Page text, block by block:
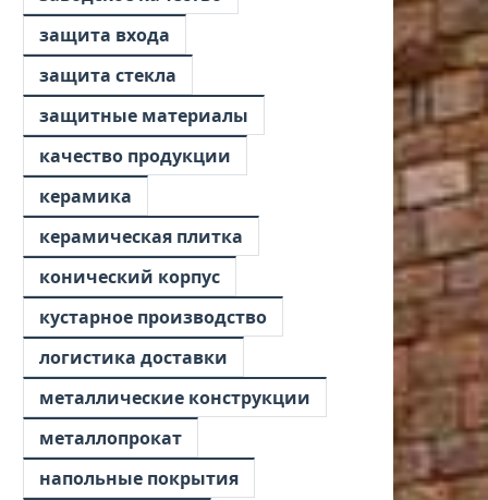
защита входа
защита стекла
защитные материалы
качество продукции
керамика
керамическая плитка
конический корпус
кустарное производство
логистика доставки
металлические конструкции
металлопрокат
напольные покрытия